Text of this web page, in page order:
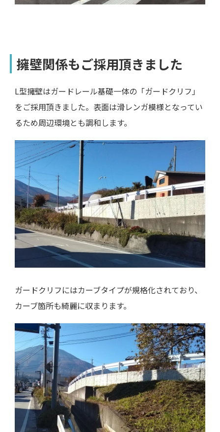
擁壁関係もご採用頂きました
L型擁壁はガードレール基礎一体の「ガードクリフ」
をご採用頂きました。表面は滑レンガ模様となってい
るため周辺環境とも調和します。
ガードクリフにはカーブタイプが規格化されており、
カーブ箇所も綺麗に収まります。